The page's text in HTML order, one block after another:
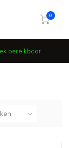
0
bereikbaar